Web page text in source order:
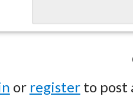
or registerto post